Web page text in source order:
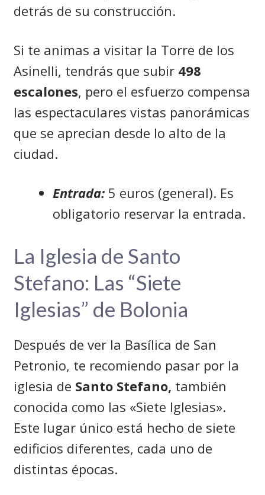
detrás de su construcción.
Si te animas a visitar la Torre de los
Asinelli, tendrás que subir 498
escalones, pero el esfuerzo compensa
las espectaculares vistas panorámicas
que se aprecian desde lo alto de la
ciudad.
Entrada: 5 euros (general). Es
obligatorio reservar la entrada.
La Iglesia de Santo
Stefano: Las “Siete
Iglesias” de Bolonia
Después de ver la Basílica de San
Petronio, te recomiendo pasar por la
iglesia de Santo Stefano, también
conocida como las «Siete Iglesias».
Este lugar único está hecho de siete
edificios diferentes, cada uno de
distintas épocas.